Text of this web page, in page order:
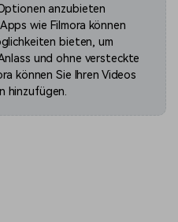
anzubieten
wie Filmora können
bieten, um
und ohne versteckte
können Sie Ihren Videos
hinzufügen.